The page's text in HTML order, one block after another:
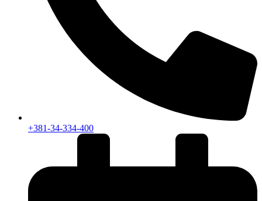
+381-34-334-400